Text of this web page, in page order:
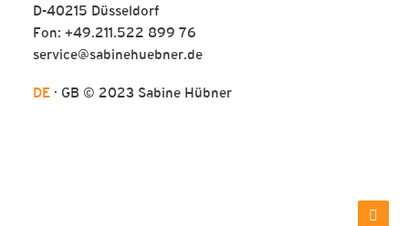
D-40215 Düsseldorf
Fon: +49.211.522 899 76
service@sabinehuebner.de
DE · GB © 2023 Sabine Hübner